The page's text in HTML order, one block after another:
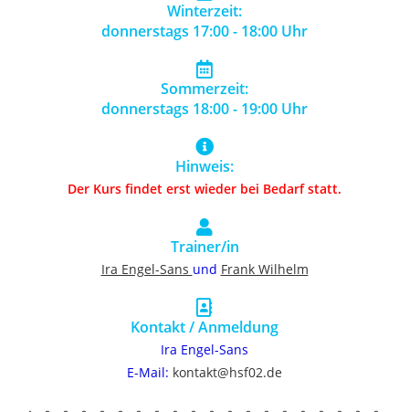
Winterzeit:
donnerstags 17:00 - 18:00 Uhr
Sommerzeit:
donnerstags 18:00 - 19:00 Uhr
Hinweis:
Der Kurs findet erst wieder bei Bedarf statt.
Trainer/in
Ira Engel-Sans und Frank Wilhelm
Kontakt / Anmeldung
Ira Engel-Sans
E-Mail: kontakt@hsf02.de